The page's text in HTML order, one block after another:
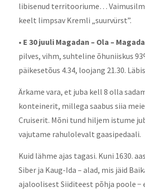
libisenud territooriume…
keelt limpsav Kremli „suurvürst”.
• E 30 juuli Magadan – Ola –
pilves, vihm, suhteline õhuniiskus
päikesetõus 4.34, loojang 21.30.
Ärkame vara, et juba kell 8 olla
konteinerit, millega saabus siia meie
Cruiserit. Mõni tund hiljem istume
vajutame rahulolevalt gaasipedaali.
Kuid lähme ajas tagasi. Kuni 1630.
Siber ja Kaug-Ida – alad, mis jäid
ajaloolisest Siiditeest põhja poole −